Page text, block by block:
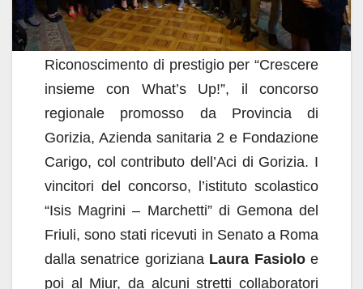
Riconoscimento di prestigio per “Crescere
insieme con What’s Up!”, il concorso
regionale promosso da Provincia di
Gorizia, Azienda sanitaria 2 e Fondazione
Carigo, col contributo dell’Aci di Gorizia. I
vincitori del concorso, l’istituto scolastico
“Isis Magrini – Marchetti” di Gemona del
Friuli, sono stati ricevuti in Senato a Roma
dalla senatrice goriziana Laura Fasioloe
poi al Miur, da alcuni stretti collaboratori